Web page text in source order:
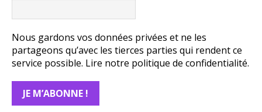
Nous gardons vos données privées et ne les
partageons qu’avec les tierces parties qui rendent ce
service possible. Lire notre politique de confidentialité.